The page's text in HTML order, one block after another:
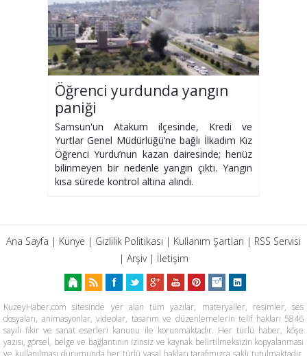
Öğrenci yurdunda yangın
paniği
Samsun'un Atakum ilçesinde, Kredi ve
Yurtlar Genel Müdürlüğü’ne bağlı İlkadım Kız
Öğrenci Yurdu’nun kazan dairesinde; henüz
bilinmeyen bir nedenle yangın çıktı. Yangın
kısa sürede kontrol altına alındı.
Ana Sayfa | Künye | Gizlilik Politikası | Kullanım Şartları | RSS Servisi
| Arşiv| İletişim
KuzeyHaber.com sitesinde yer alan tüm yazılar, materyaller, resimler, ses
dosyaları, animasyonlar, videolar, tasarım ve düzenlemelerin telif hakları 5846
sayılı fikir ve sanat eserleri kanunu ile korunmaktadır. Her türlü haber, köşe
yazısı, görsel, belge ve bağlantının izinsiz ve kaynak belirtilmeksizin kopyalanması
ve kullanılması durumunda her türlü yasal hakları tarafımızca saklı tutulmaktadır.